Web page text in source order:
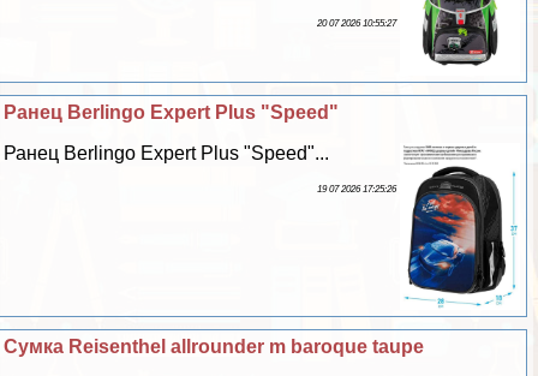
20 07 2026 10:55:27
Ранец Berlingo Expert Plus "Speed"
Ранец Berlingo Expert Plus "Speed"...
19 07 2026 17:25:26
Сумка Reisenthel allrounder m baroque taupe